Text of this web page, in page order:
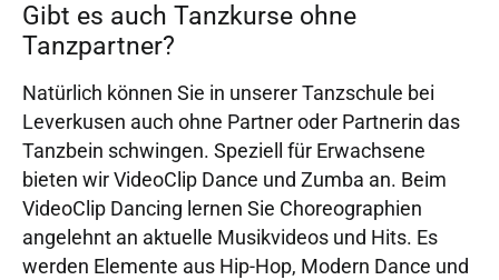
Gibt es auch Tanzkurse ohne
Tanzpartner?
Natürlich können Sie in unserer Tanzschule bei
Leverkusen auch ohne Partner oder Partnerin das
Tanzbein schwingen. Speziell für Erwachsene
bieten wir VideoClip Dance und Zumba an. Beim
VideoClip Dancing lernen Sie Choreographien
angelehnt an aktuelle Musikvideos und Hits. Es
werden Elemente aus Hip-Hop, Modern Dance und